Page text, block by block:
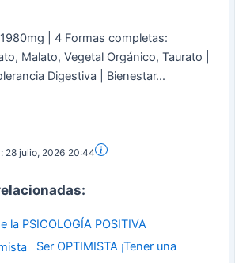
| 4 Formas completas:
Malato, Vegetal Orgánico, Taurato |
Digestiva | Bienestar...
28 julio, 2026 20:44
la PSICOLOGÍA POSITIVA
Ser OPTIMISTA ¡Tener una